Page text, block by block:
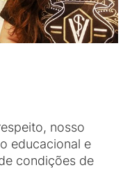
nosso
educacional e
condições de